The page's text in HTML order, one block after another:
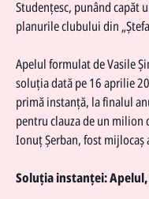
Studențesc, punând capăt
planurile clubului din
Apelul formulat de Vasile
soluția dată pe 16 aprilie
primă instanță, la finalul
pentru clauza de un milion
Ionuț Șerban, fost mijlocaș
Soluția instanței: